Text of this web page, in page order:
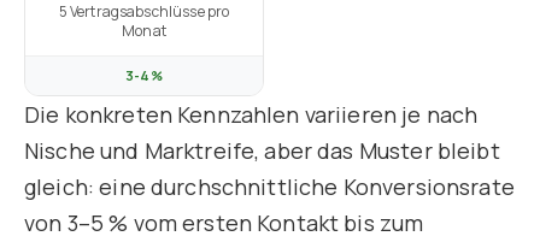
5 Vertragsabschlüsse pro
Monat
3-4%
Die konkreten Kennzahlen variieren je nach
Nische und Marktreife, aber das Muster bleibt
gleich: eine durchschnittliche Konversionsrate
von 3–5 % vom ersten Kontakt bis zum